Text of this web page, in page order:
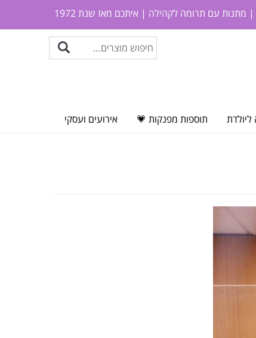
עם תרומה לקהילה | איתכם מאז שנת 1972
ליולדת תוספות מפנקות 💗 אירועים ועסקי